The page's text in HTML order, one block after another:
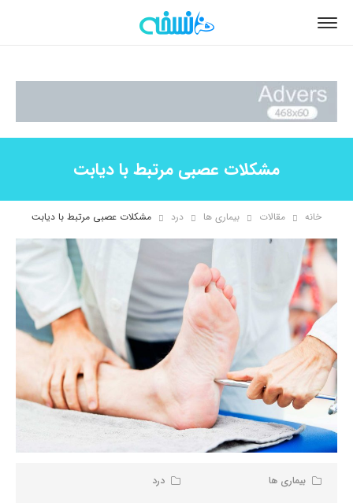
مشکلات عصبی مرتبط با دیابت
خانه مقالات بیماری ها درد مشکلات عصبی مرتبط با دیابت
بیماری ها
درد